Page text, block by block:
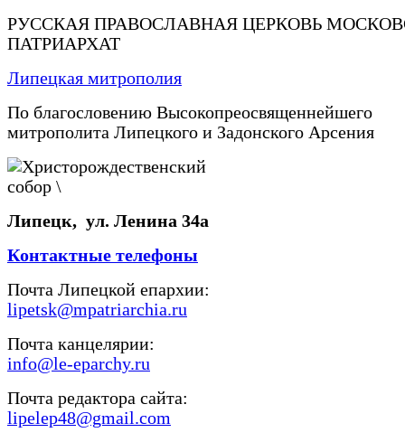
РУССКАЯ ПРАВОСЛАВНАЯ ЦЕРКОВЬ
ПАТРИАРХАТ
Липецкая митрополия
По благословению Высокопреосвященнейшего
митрополита Липецкого и Задонского Арсения
Липецк, ул. Ленина 34а
Контактные телефоны
Почта Липецкой епархии:
lipetsk@mpatriarchia.ru
Почта канцелярии:
info@le-eparchy.ru
Почта редактора сайта:
lipelep48@gmail.com